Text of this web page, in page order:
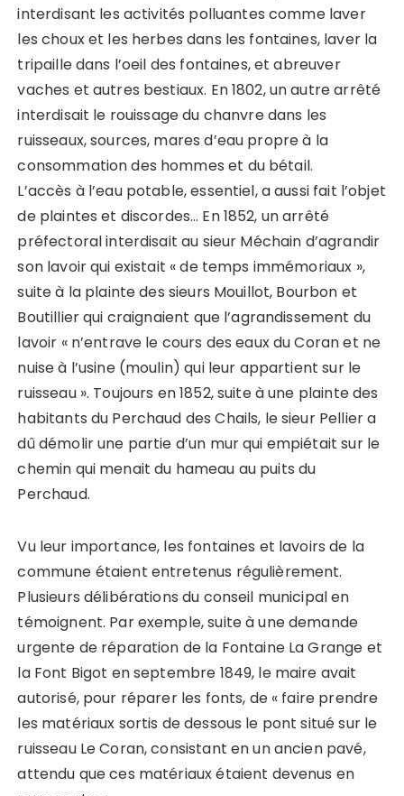
interdisant les activités polluantes comme laver
les choux et les herbes dans les fontaines, laver la
tripaille dans l’oeil des fontaines, et abreuver
vaches et autres bestiaux. En 1802, un autre arrêté
interdisait le rouissage du chanvre dans les
ruisseaux, sources, mares d’eau propre à la
consommation des hommes et du bétail.
L’accès à l’eau potable, essentiel, a aussi fait l’objet
de plaintes et discordes… En 1852, un arrêté
préfectoral interdisait au sieur Méchain d’agrandir
son lavoir qui existait « de temps immémoriaux »,
suite à la plainte des sieurs Mouillot, Bourbon et
Boutillier qui craignaient que l’agrandissement du
lavoir « n’entrave le cours des eaux du Coran et ne
nuise à l’usine (moulin) qui leur appartient sur le
ruisseau ». Toujours en 1852, suite à une plainte des
habitants du Perchaud des Chails, le sieur Pellier a
dû démolir une partie d’un mur qui empiétait sur le
chemin qui menait du hameau au puits du
Perchaud.
Vu leur importance, les fontaines et lavoirs de la
commune étaient entretenus régulièrement.
Plusieurs délibérations du conseil municipal en
témoignent. Par exemple, suite à une demande
urgente de réparation de la Fontaine La Grange et
la Font Bigot en septembre 1849, le maire avait
autorisé, pour réparer les fonts, de « faire prendre
les matériaux sortis de dessous le pont situé sur le
ruisseau Le Coran, consistant en un ancien pavé,
attendu que ces matériaux étaient devenus en